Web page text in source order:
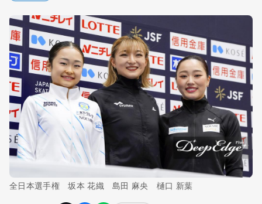
全日本選手権 坂本 花織 島田 麻央 樋口 新葉